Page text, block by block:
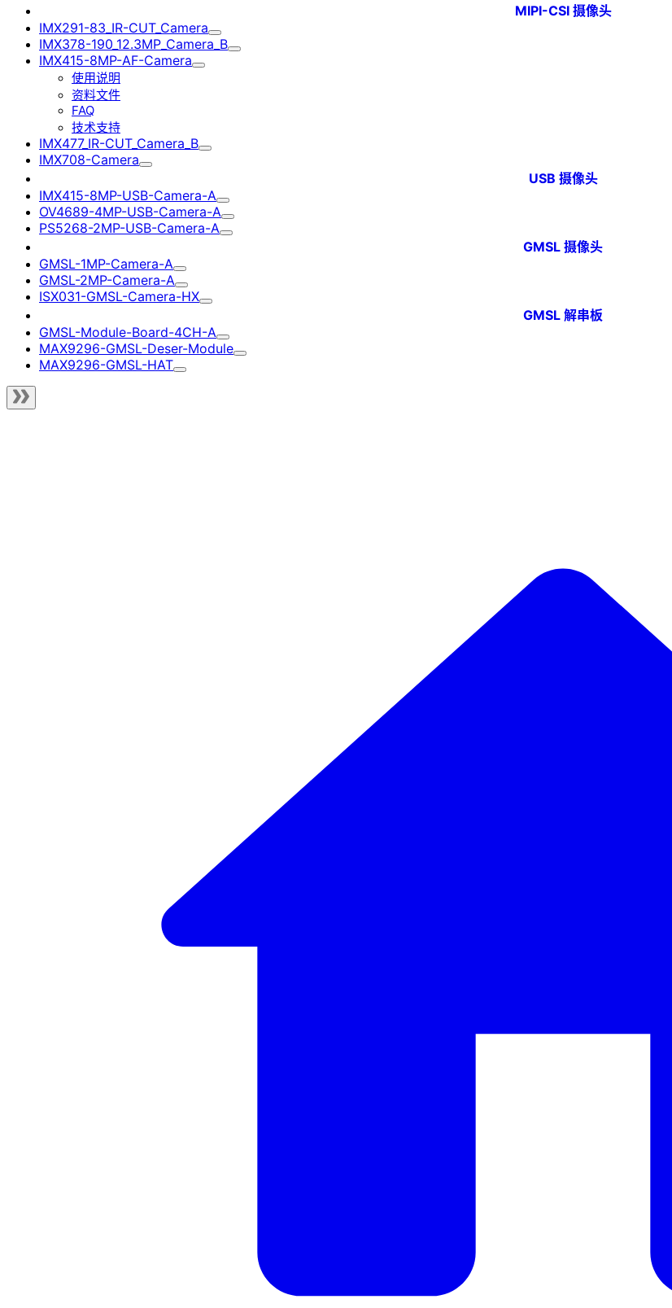
MIPI-CSI 摄像头
IMX291-83_IR-CUT_Camera
IMX378-190_12.3MP_Camera_B
IMX415-8MP-AF-Camera
使用说明
资料文件
FAQ
技术支持
IMX477_IR-CUT_Camera_B
IMX708-Camera
USB 摄像头
IMX415-8MP-USB-Camera-A
OV4689-4MP-USB-Camera-A
PS5268-2MP-USB-Camera-A
GMSL 摄像头
GMSL-1MP-Camera-A
GMSL-2MP-Camera-A
ISX031-GMSL-Camera-HX
GMSL 解串板
GMSL-Module-Board-4CH-A
MAX9296-GMSL-Deser-Module
MAX9296-GMSL-HAT